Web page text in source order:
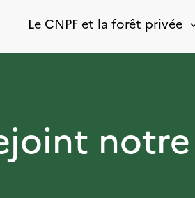
Le CNPF et la forêt privée
notre